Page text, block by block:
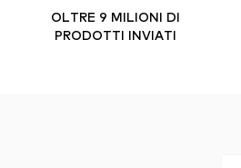
OLTRE 9 MILIONI DI
PRODOTTI INVIATI